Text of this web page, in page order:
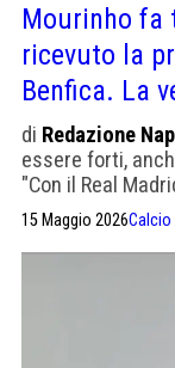
Mourinho fa
ricevuto la
Benfica. La
di Redazione
essere forti,
"Con il Real
15 Maggio 2026Calcio